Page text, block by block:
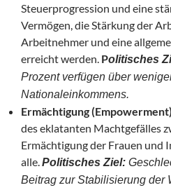
Steuerprogression und eine
Vermögen, die Stärkung der
Arbeitnehmer und eine
erreicht werden. Politisches
Prozent verfügen über
Nationaleinkommens.
Ermächtigung
des eklatanten Machtgefälles
Ermächtigung der Frauen und
alle. Politisches Ziel:
Beitrag zur Stabilisierung der